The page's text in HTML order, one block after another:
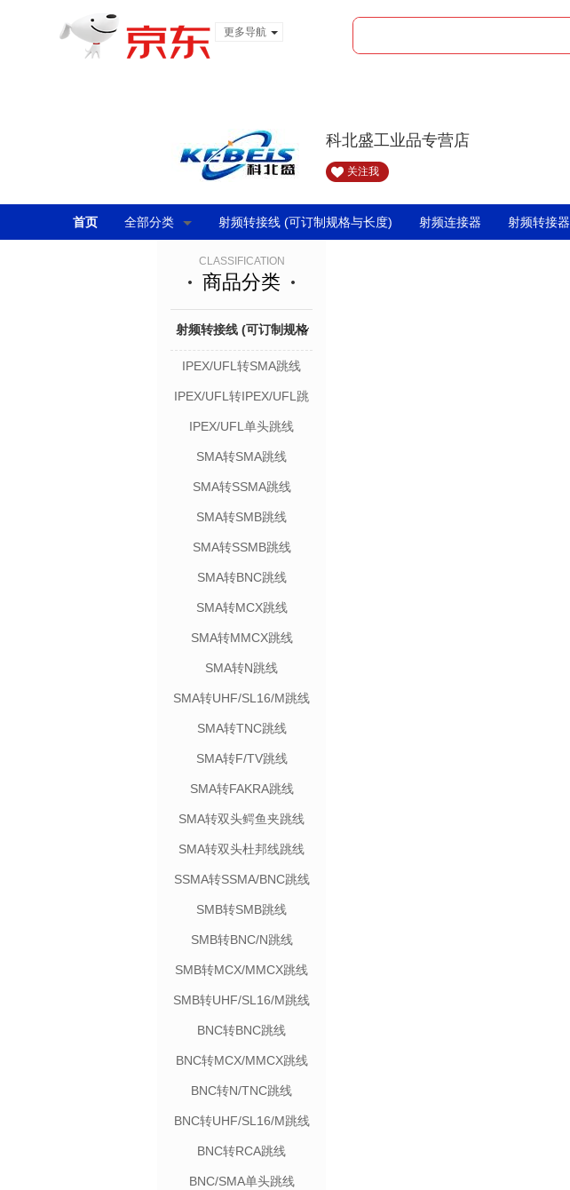
更多导航
科北盛工业品专营店
关注我
首页 全部分类 射频转接线 (可订制规格与长度) 射频连接器 射频转接器
CLASSIFICATION
商品分类
射频转接线 (可订制规格
与长度)
IPEX/UFL转SMA跳线
IPEX/UFL转IPEX/UFL跳
IPEX/UFL单头跳线
SMA转SMA跳线
SMA转SSMA跳线
SMA转SMB跳线
SMA转SSMB跳线
SMA转BNC跳线
SMA转MCX跳线
SMA转MMCX跳线
SMA转N跳线
SMA转UHF/SL16/M跳线
SMA转TNC跳线
SMA转F/TV跳线
SMA转FAKRA跳线
SMA转双头鳄鱼夹跳线
SMA转双头杜邦线跳线
SSMA转SSMA/BNC跳线
SMB转SMB跳线
SMB转BNC/N跳线
SMB转MCX/MMCX跳线
SMB转UHF/SL16/M跳线
BNC转BNC跳线
BNC转MCX/MMCX跳线
BNC转N/TNC跳线
BNC转UHF/SL16/M跳线
BNC转RCA跳线
BNC/SMA单头跳线